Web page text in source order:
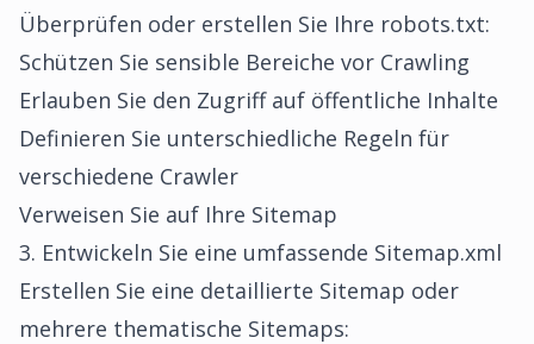
Überprüfen oder erstellen Sie Ihre robots.txt:
Schützen Sie sensible Bereiche vor Crawling
Erlauben Sie den Zugriff auf öffentliche Inhalte
Definieren Sie unterschiedliche Regeln für
verschiedene Crawler
Verweisen Sie auf Ihre Sitemap
3. Entwickeln Sie eine umfassende Sitemap.xml
Erstellen Sie eine detaillierte Sitemap oder
mehrere thematische Sitemaps: